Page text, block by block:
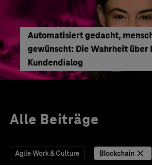
Automatisiert gedacht,
gewünscht: Die Wahrheit über
Kundendialog
Alle Beiträge
Agile Work & Culture Blockchain